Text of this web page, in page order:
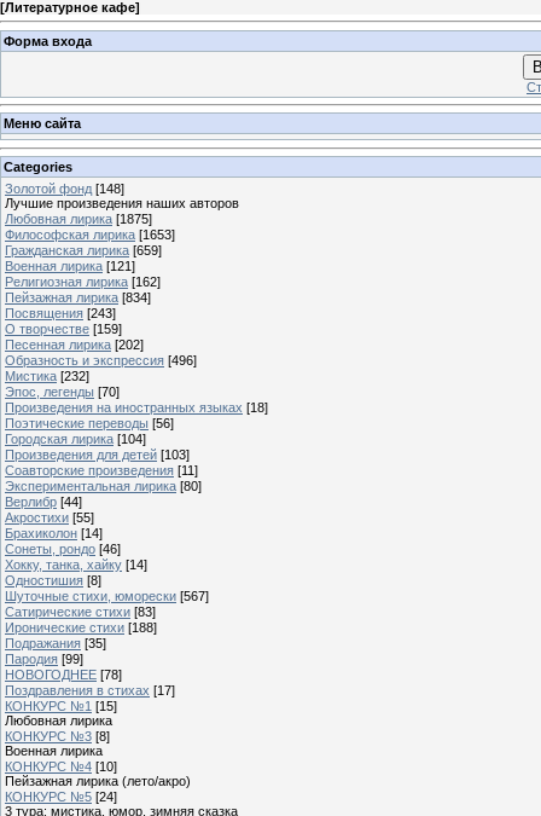
[Литературное кафе]
Форма входа
Меню сайта
Categories
Золотой фонд [148]
Лучшие произведения наших авторов
Любовная лирика [1875]
Философская лирика [1653]
Гражданская лирика [659]
Военная лирика [121]
Религиозная лирика [162]
Пейзажная лирика [834]
Посвящения [243]
О творчестве [159]
Песенная лирика [202]
Образность и экспрессия [496]
Мистика [232]
Эпос, легенды [70]
Произведения на иностранных языках [18]
Поэтические переводы [56]
Городская лирика [104]
Произведения для детей [103]
Соавторские произведения [11]
Экспериментальная лирика [80]
Верлибр [44]
Акростихи [55]
Брахиколон [14]
Сонеты, рондо [46]
Хокку, танка, хайку [14]
Одностишия [8]
Шуточные стихи, юморески [567]
Сатирические стихи [83]
Иронические стихи [188]
Подражания [35]
Пародия [99]
НОВОГОДНЕЕ [78]
Поздравления в стихах [17]
КОНКУРС №1 [15]
Любовная лирика
КОНКУРС №3 [8]
Военная лирика
КОНКУРС №4 [10]
Пейзажная лирика (лето/акро)
КОНКУРС №5 [24]
3 тура: мистика, юмор, зимняя сказка